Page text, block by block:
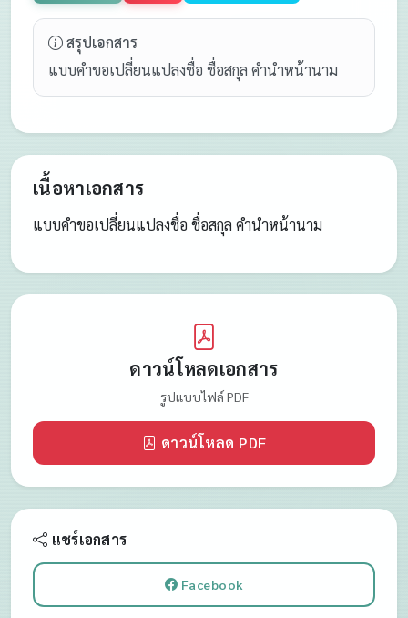
สรุปเอกสาร
แบบคำขอเปลี่ยนแปลงชื่อ ชื่อสกุล คำนำหน้านาม
เนื้อหาเอกสาร
แบบคำขอเปลี่ยนแปลงชื่อ ชื่อสกุล คำนำหน้านาม
ดาวน์โหลดเอกสาร
รูปแบบไฟล์ PDF
ดาวน์โหลด PDF(เปิดหน้าต่างใหม่)
แชร์เอกสาร
Facebook